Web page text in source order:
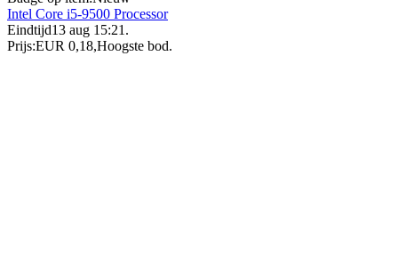
Intel Core i5-9500 Processor
Eindtijd13 aug 15:21 .
Prijs:EUR 0,18,Hoogste bod.